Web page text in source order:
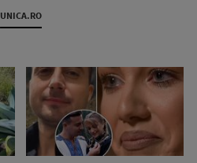
UNICA.RO